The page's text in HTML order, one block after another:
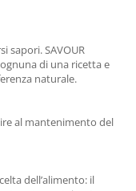
sapori. SAVOUR
di una ricetta e
naturale.
al mantenimento del
dell’alimento: il